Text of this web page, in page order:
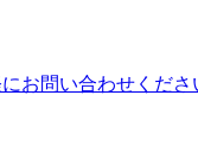
お問い合わせくださ